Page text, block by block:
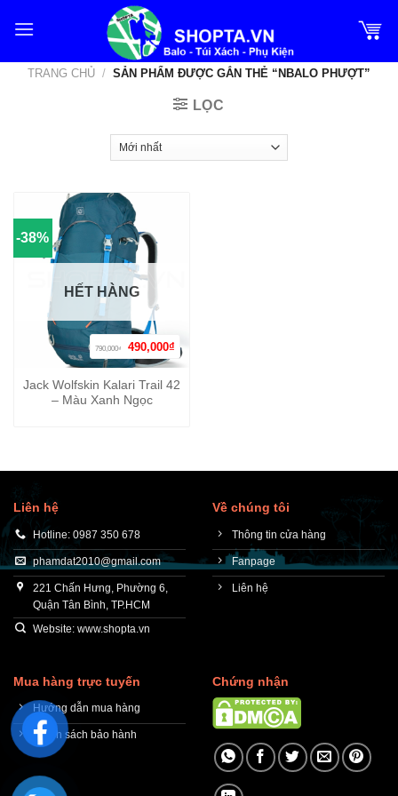
qua
dungTRANG CHỦ / SẢN PHẨM ĐƯỢC GẮN THẺ “NBALO PHƯỢT”
LỌC
-38%
790,000₫
Giá
gốc
là:
790,000₫.
490,000₫ Giá
hiện
tại
là:
490,000₫.
HẾT HÀNG
Jack Wolfskin Kalari Trail 42
– Màu Xanh Ngọc
Liên hệ
Hotline: 0987 350 678
phamdat2010@gmail.com
221 Chấn Hưng, Phường 6,
Quận Tân Bình, TP.HCM
Website: www.shopta.vn
Về chúng tôi
Thông tin cửa hàng
Fanpage
Liên hệ
Mua hàng trực tuyến
Hướng dẫn mua hàng
Chính sách bảo hành
Chứng nhận